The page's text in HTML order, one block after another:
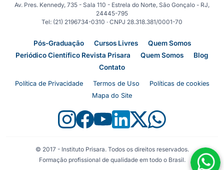
Av. Pres. Kennedy, 735 - Sala 110 - Estrela do Norte, São Gonçalo - RJ,
24445-795
Tel: (21) 2196734-0310 · CNPJ 28.318.381/0001-70
Pós-Graduação Cursos Livres
Quem Somos
Periódico Científico Revista Prisara
Quem Somos
Blog
Contato
Política de Privacidade Termos de Uso
Políticas de cookies
Mapa do Site
© 2017 - Instituto Prisara. Todos os direitos reservados.
Formação profissional de qualidade em todo o Brasil.